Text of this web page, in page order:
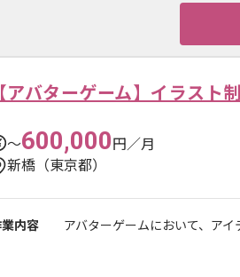
【アバターゲーム】イラスト
〜600,000円／月
新橋（東京都）
内容 アバターゲームにおいて、ア